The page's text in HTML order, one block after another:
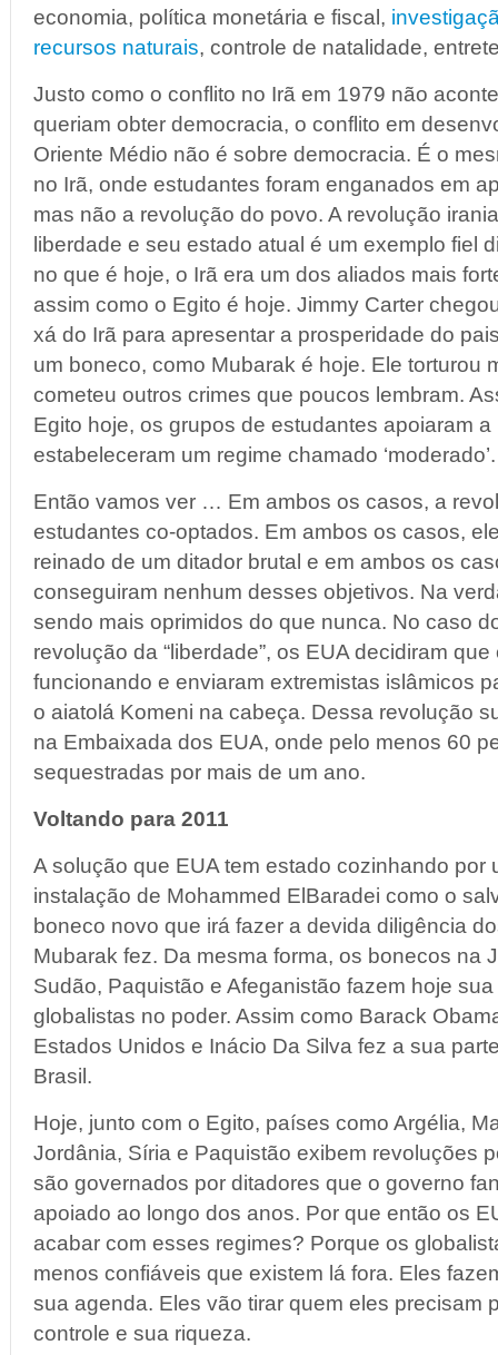
economia, política monetária e fiscal,
recursos naturais, controle de natalidade,
Justo como o conflito no Irã em 1979 não
queriam obter democracia, o conflito em
Oriente Médio não é sobre democracia. É o
no Irã, onde estudantes foram enganados em
mas não a revolução do povo. A revolução
liberdade e seu estado atual é um exemplo fiel
no que é hoje, o Irã era um dos aliados mais
assim como o Egito é hoje. Jimmy Carter
xá do Irã para apresentar a prosperidade do
um boneco, como Mubarak é hoje. Ele torturou
cometeu outros crimes que poucos lembram.
Egito hoje, os grupos de estudantes apoiaram
estabeleceram um regime chamado ‘moderado’.
Então vamos ver … Em ambos os casos, a
estudantes co-optados. Em ambos os casos,
reinado de um ditador brutal e em ambos os
conseguiram nenhum desses objetivos. Na
sendo mais oprimidos do que nunca. No caso
revolução da “liberdade”, os EUA decidiram
funcionando e enviaram extremistas islâmicos
o aiatolá Komeni na cabeça. Dessa revolução
na Embaixada dos EUA, onde pelo menos 60
sequestradas por mais de um ano.
Voltando para 2011
A solução que EUA tem estado cozinhando por
instalação de Mohammed ElBaradei como o
boneco novo que irá fazer a devida diligência
Mubarak fez. Da mesma forma, os bonecos na
Sudão, Paquistão e Afeganistão fazem hoje
globalistas no poder. Assim como Barack
Estados Unidos e Inácio Da Silva fez a sua
Brasil.
Hoje, junto com o Egito, países como Argélia,
Jordânia, Síria e Paquistão exibem revoluções
são governados por ditadores que o governo
apoiado ao longo dos anos. Por que então os
acabar com esses regimes? Porque os
menos confiáveis que existem lá fora. Eles
sua agenda. Eles vão tirar quem eles precisam
controle e sua riqueza.